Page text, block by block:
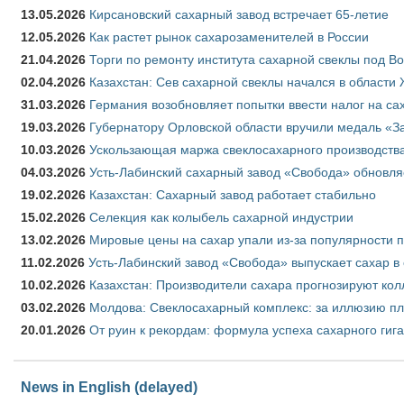
13.05.2026 Кирсановский сахарный завод встречает 65-летие
12.05.2026 Как растет рынок сахарозаменителей в России
21.04.2026 Торги по ремонту института сахарной свеклы под
02.04.2026 Казахстан: Сев сахарной свеклы начался в области
31.03.2026 Германия возобновляет попытки ввести налог на
19.03.2026 Губернатору Орловской области вручили медаль
10.03.2026 Ускользающая маржа свеклосахарного
04.03.2026 Усть-Лабинский сахарный завод «Свобода»
19.02.2026 Казахстан: Сахарный завод работает стабильно
15.02.2026 Селекция как колыбель сахарной индустрии
13.02.2026 Мировые цены на сахар упали из-за популярности
11.02.2026 Усть-Лабинский завод «Свобода» выпускает сахар в
10.02.2026 Казахстан: Производители сахара прогнозируют
03.02.2026 Молдова: Свеклосахарный комплекс: за иллюзию
20.01.2026 От руин к рекордам: формула успеха сахарного
News in English (delayed)